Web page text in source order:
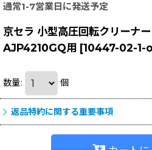
通常1-7営業日に発送予定
京セラ 小型高圧回転クリーナ
AJP4210GQ用 [10447-02-1-
数量: 個
返品特約に関する重要事項